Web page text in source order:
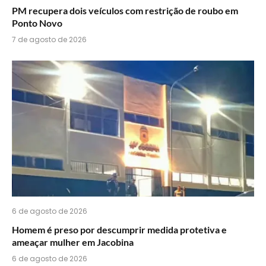
PM recupera dois veículos com restrição de roubo em
Ponto Novo
7 de agosto de 2026
6 de agosto de 2026
Homem é preso por descumprir medida protetiva e
ameaçar mulher em Jacobina
6 de agosto de 2026